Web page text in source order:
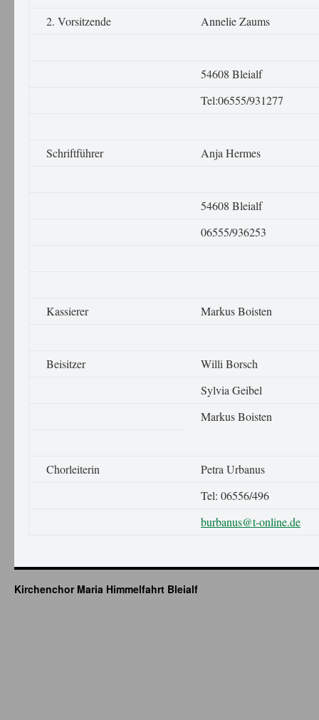
2. Vorsitzende Annelie Zaums
54608 Bleialf
Tel:06555/931277
Schriftführer Anja Hermes
54608 Bleialf
06555/936253
Kassierer Markus Boisten
Beisitzer
Willi Borsch
Sylvia Geibel
Markus Boisten
Chorleiterin
Petra Urbanus
Tel: 06556/496
burbanus@t-online.de
Kirchenchor Maria Himmelfahrt Bleialf